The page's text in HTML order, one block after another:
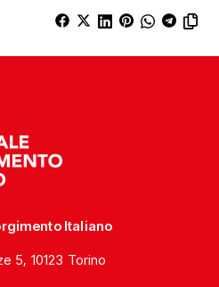
Italiano
5, 10123 Torino